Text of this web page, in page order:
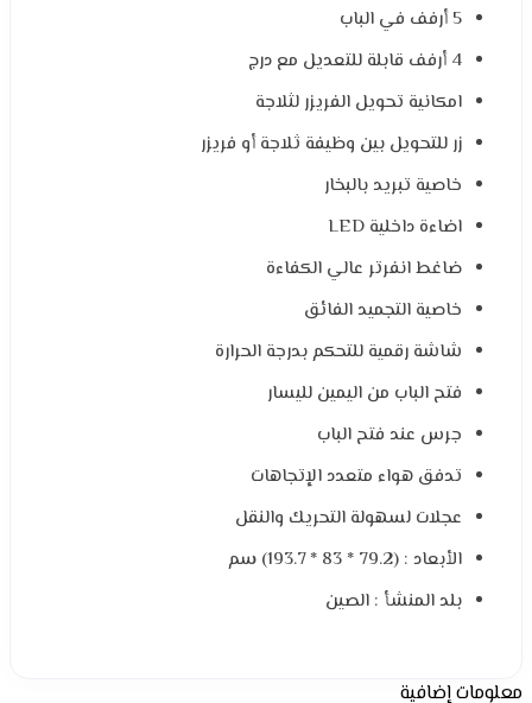
5 أرفف في الباب
4 أرفف قابلة للتعديل مع درج
امكانية تحويل الفريزر لثلاجة
زر للتحويل بين وظيفة ثلاجة أو فريزر
خاصية تبريد بالبخار
اضاءة داخلية LED
ضاغط انفرتر عالي الكفاءة
خاصية التجميد الفائق
شاشة رقمية للتحكم بدرجة الحرارة
فتح الباب من اليمين لليسار
جرس عند فتح الباب
تدفق هواء متعدد الإتجاهات
عجلات لسهولة التحريك والنقل
الأبعاد : (79.2 * 83 * 193.7) سم
بلد المنشأ : الصين
معلومات إضافية